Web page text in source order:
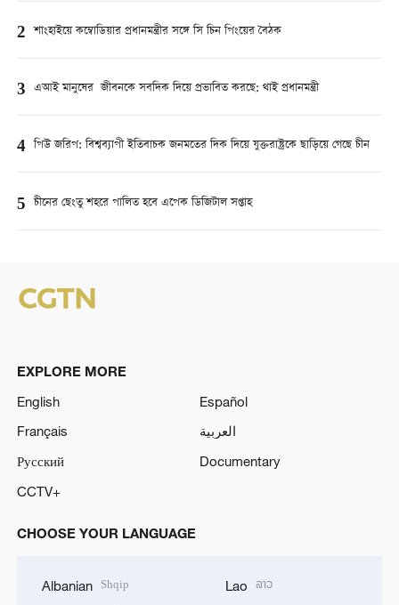
2 শাংহাইয়ে কম্বোডিয়ার প্রধানমন্ত্রীর সঙ্গে সি চিন পিংয়ের বৈঠক
3 এআই মানুষের জীবনকে সবদিক দিয়ে প্রভাবিত করছে: থাই প্রধানমন্ত্রী
4 পিউ জরিপ: বিশ্বব্যাপী ইতিবাচক জনমতের দিক দিয়ে যুক্তরাষ্ট্রকে ছাড়িয়ে গেছে চীন
5 চীনের ছেংতু শহরে পালিত হবে এপেক ডিজিটাল সপ্তাহ
EXPLORE MORE
English
Español
Français
العربية
Русский
Documentary
CCTV+
CHOOSE YOUR LANGUAGE
Albanian Shqip Lao ລາວ